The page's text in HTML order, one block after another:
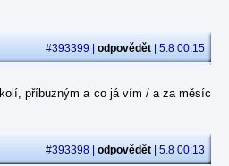
#393399 | odpovědět | 5.8 00:15
příbuzným a co já vím / a za měsíc
#393398 | odpovědět | 5.8 00:13